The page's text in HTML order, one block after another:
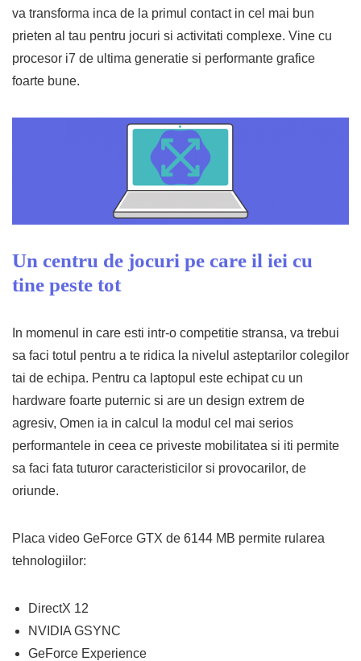
va transforma inca de la primul contact in cel mai bun
prieten al tau pentru jocuri si activitati complexe. Vine cu
procesor i7 de ultima generatie si performante grafice
foarte bune.
Un centru de jocuri pe care il iei cu
tine peste tot
In momenul in care esti intr-o competitie stransa, va trebui
sa faci totul pentru a te ridica la nivelul asteptarilor colegilor
tai de echipa. Pentru ca laptopul este echipat cu un
hardware foarte puternic si are un design extrem de
agresiv, Omen ia in calcul la modul cel mai serios
performantele in ceea ce priveste mobilitatea si iti permite
sa faci fata tuturor caracteristicilor si provocarilor, de
oriunde.
Placa video GeForce GTX de 6144 MB permite rularea
tehnologiilor:
DirectX 12
NVIDIA GSYNC
GeForce Experience